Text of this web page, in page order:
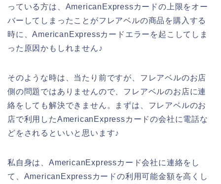
っている方は、AmericanExpressカードの上限をオー
バーしてしまったことがフレアベルの商品を購入する
時に、AmericanExpressカードエラーを起こしてしま
った原因かもしれません♪
そのような時は、当たり前ですが、フレアベルのお店
側の問題ではありませんので、フレアベルのお店に連
絡をしても解決できません。まずは、フレアベルのお
店で利用したAmericanExpressカードの会社に電話な
どをされるといいと思います♪
私自身は、AmericanExpressカード会社に連絡をし
て、AmericanExpressカードの利用可能金額を高くし